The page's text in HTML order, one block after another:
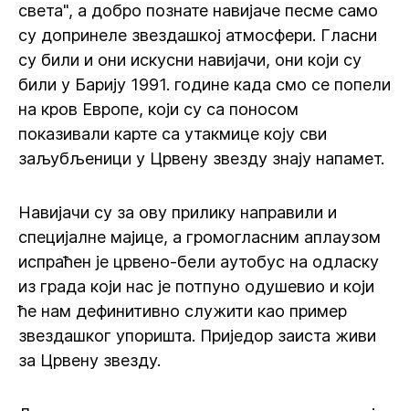
света", а добро познате навијаче песме само
су допринеле звездашкој атмосфери. Гласни
су били и они искусни навијачи, они који су
били у Барију 1991. године када смо се попели
на кров Европе, који су са поносом
показивали карте са утакмице коју сви
заљубљеници у Црвену звезду знају напамет.
Навијачи су за ову прилику направили и
специјалне мајице, а громогласним аплаузом
испраћен је црвено-бели аутобус на одласку
из града који нас је потпуно одушевио и који
ће нам дефинитивно служити као пример
звездашког упоришта. Приједор заиста живи
за Црвену звезду.